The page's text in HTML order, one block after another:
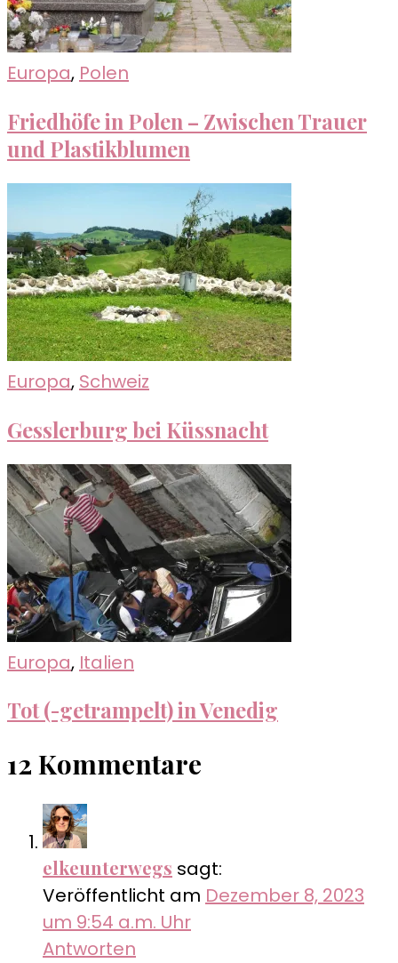
Europa, Polen
Friedhöfe in Polen – Zwischen Trauer
und Plastikblumen
Europa, Schweiz
Gesslerburg bei Küssnacht
Europa, Italien
Tot (-getrampelt) in Venedig
12 Kommentare
elkeunterwegs sagt:
Veröffentlicht am Dezember 8, 2023
um 9:54 a.m. Uhr
Antworten